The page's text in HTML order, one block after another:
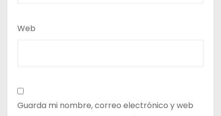
Web
Guarda mi nombre, correo electrónico y web